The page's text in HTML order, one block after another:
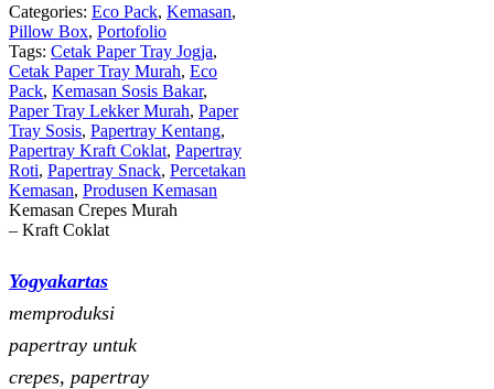
Categories: Eco Pack, Kemasan,
Pillow Box, Portofolio
Tags: Cetak Paper Tray Jogja,
Cetak Paper Tray Murah, Eco
Pack, Kemasan Sosis Bakar,
Paper Tray Lekker Murah, Paper
Tray Sosis, Papertray Kentang,
Papertray Kraft Coklat, Papertray
Roti, Papertray Snack, Percetakan
Kemasan, Produsen Kemasan
Kemasan Crepes Murah
– Kraft Coklat
Yogyakartas
memproduksi
papertray untuk
crepes, papertray